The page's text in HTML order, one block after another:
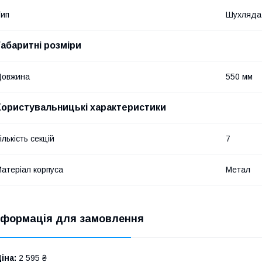
Шухляда
розміри
550 мм
характеристики
секцій 7
корпуса Метал
для замовлення
2 595 ₴